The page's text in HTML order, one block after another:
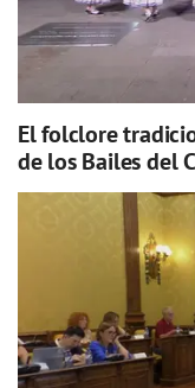
El folclore
de los Bailes del